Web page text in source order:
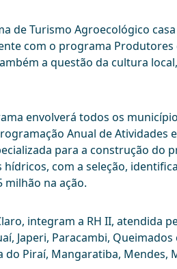
de Turismo Agroecológico
com o programa Produtores
a questão da cultura
envolverá todos os
Anual de Atividades
para a construção do
com a seleção,
milhão na ação.
integram a RH II, atendida
Japeri, Paracambi,
Piraí, Mangaratiba, Mendes,